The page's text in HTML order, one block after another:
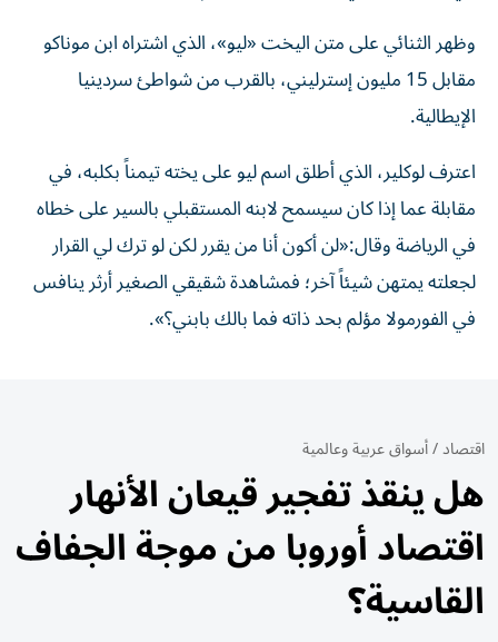
وظهر الثنائي على متن اليخت «ليو»، الذي اشتراه ابن موناكو
مقابل 15 مليون إسترليني، بالقرب من شواطئ سردينيا
الإيطالية.
اعترف لوكلير، الذي أطلق اسم ليو على يخته تيمناً بكلبه، في
مقابلة عما إذا كان سيسمح لابنه المستقبلي بالسير على خطاه
في الرياضة وقال:«لن أكون أنا من يقرر لكن لو ترك لي القرار
لجعلته يمتهن شيئاً آخر؛ فمشاهدة شقيقي الصغير أرثر ينافس
في الفورمولا مؤلم بحد ذاته فما بالك بابني؟».
اقتصاد/أسواق عربية وعالمية
هل ينقذ تفجير قيعان الأنهار
اقتصاد أوروبا من موجة الجفاف
القاسية؟